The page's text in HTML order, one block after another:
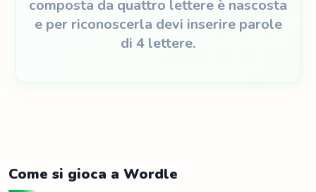
composta da quattro lettere è nascosta
e per riconoscerla devi inserire parole
di 4 lettere.
Come si gioca a Wordle